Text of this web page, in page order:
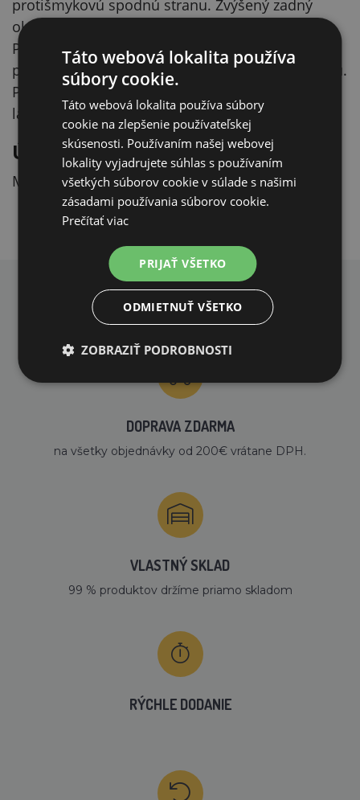
protišmykovú spodnú stranu. Zvýšený zadný
okraj s mäkkou výplňou slúži ako opierka.
Prešívaná vnútorná plocha na ležanie je z veľmi
príjemného materiálu, ktorý pripomína alcantaru.
Pelech je olemovaný tmavosivou polyesterovou
látkou.
Údržba
Možno prať v práčke na 30 °C.
PREČO NAKUPOVAŤ U NÁS?
DOPRAVA ZDARMA
na všetky objednávky od 200€ vrátane DPH.
VLASTNÝ SKLAD
99 % produktov držíme priamo skladom
RÝCHLE DODANIE
Táto webová lokalita používa
súbory cookie.
Táto webová lokalita používa súbory
cookie na zlepšenie používateľskej
skúsenosti. Používaním našej webovej
lokality vyjadrujete súhlas s používaním
všetkých súborov cookie v súlade s našimi
zásadami používania súborov cookie.
Prečítať viac
PRIJAŤ VŠETKO
ODMIETNUŤ VŠETKO
ZOBRAZIŤ PODROBNOSTI